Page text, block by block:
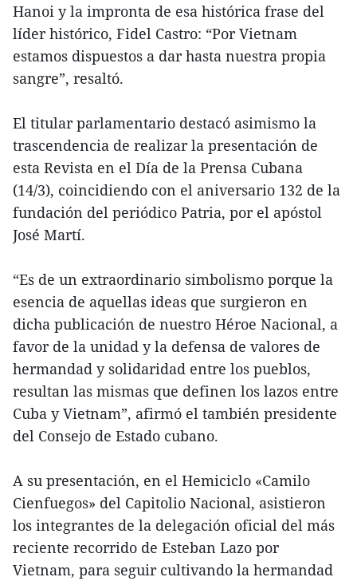
Hanoi y la impronta de esa histórica frase del
líder histórico, Fidel Castro: “Por Vietnam
estamos dispuestos a dar hasta nuestra propia
sangre”, resaltó.
El titular parlamentario destacó asimismo la
trascendencia de realizar la presentación de
esta Revista en el Día de la Prensa Cubana
(14/3), coincidiendo con el aniversario 132 de la
fundación del periódico Patria, por el apóstol
José Martí.
“Es de un extraordinario simbolismo porque la
esencia de aquellas ideas que surgieron en
dicha publicación de nuestro Héroe Nacional, a
favor de la unidad y la defensa de valores de
hermandad y solidaridad entre los pueblos,
resultan las mismas que definen los lazos entre
Cuba y Vietnam”, afirmó el también presidente
del Consejo de Estado cubano.
A su presentación, en el Hemiciclo «Camilo
Cienfuegos» del Capitolio Nacional, asistieron
los integrantes de la delegación oficial del más
reciente recorrido de Esteban Lazo por
Vietnam, para seguir cultivando la hermandad